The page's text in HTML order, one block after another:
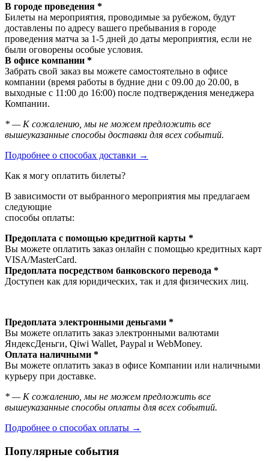
В городе проведения *
Билеты на мероприятия, проводимые за рубежом, будут
доставлены по адресу вашего пребывания в городе
проведения матча за 1-5 дней до даты мероприятия, если не
были оговорены особые условия.
В офисе компании *
Забрать свой заказ вы можете самостоятельно в офисе
компании (время работы в будние дни с 09.00 до 20.00, в
выходные с 11:00 до 16:00) после подтверждения менеджера
Компании.
* — К сожалению, мы не можем предложить все
вышеуказанные способы доставки для всех событий.
Подробнее о способах доставки →
Как я могу оплатить билеты?
В зависимости от выбранного мероприятия мы предлагаем
следующие
способы оплаты:
Предоплата с помощью кредитной карты *
Вы можете оплатить заказ онлайн с помощью кредитных карт
VISA/MasterСard.
Предоплата посредством банковского перевода *
Доступен как для юридических, так и для физических лиц.
Предоплата электронными деньгами *
Вы можете оплатить заказ электронными валютами
ЯндексДеньги, Qiwi Wallet, Paypal и WebMoney.
Оплата наличными *
Вы можете оплатить заказ в офисе Компании или наличными
курьеру при доставке.
* — К сожалению, мы не можем предложить все
вышеуказанные способы оплаты для всех событий.
Подробнее о способах оплаты →
Популярные события